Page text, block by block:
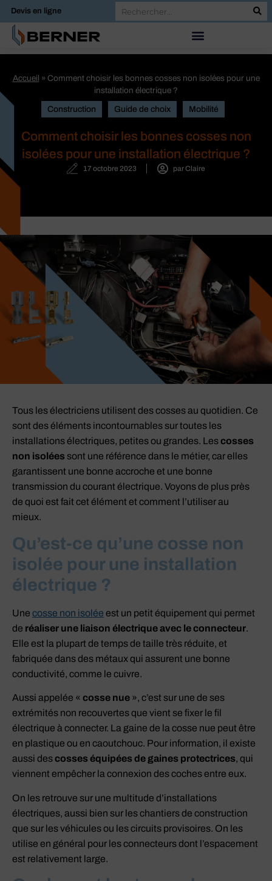
Devis en ligne
Accueil » Comment choisir les bonnes cosses non isolées pour une
installation électrique ?
Construction Guide de choix Mobilité
Comment choisir les bonnes cosses non
isolées pour une installation électrique ?
17 octobre 2023 parClaire
Tous les électriciens utilisent des cosses au quotidien. Ce
sont des éléments incontournables sur toutes les
installations électriques, petites ou grandes. Lescosses
non isolées sont une référence dans le métier, car elles
garantissent une bonne accroche et une bonne
transmission du courant électrique. Voyons de plus près
de quoi est fait cet élément et comment l’utiliser au
mieux.
Qu’est-ce qu’une cosse non
isolée pour une installation
électrique ?
Une cosse non isolée est un petit équipement qui permet
de réaliser une liaison électrique avec le connecteur.
Elle est la plupart de temps de taille très réduite, et
fabriquée dans des métaux qui assurent une bonne
conductivité, comme le cuivre.
Aussi appelée « cosse nue », c’est sur une de ses
extrémités non recouvertes que vient se fixer le fil
électrique à connecter. La gaine de la cosse nue peut être
en plastique ou en caoutchouc. Pour information, il existe
aussi descosses équipées de gaines protectrices, qui
viennent empêcher la connexion des coches entre eux.
On les retrouve sur une multitude d’installations
électriques, aussi bien sur les chantiers de construction
que sur les véhicules ou les circuits provisoires. On les
utilise en général pour les connecteurs dont l’espacement
est relativement large.